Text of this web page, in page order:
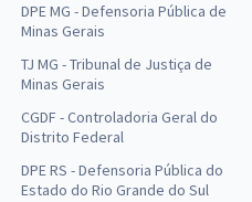
DPE MG - Defensoria Pública de
Minas Gerais
TJ MG - Tribunal de Justiça de
Minas Gerais
CGDF - Controladoria Geral do
Distrito Federal
DPE RS - Defensoria Pública do
Estado do Rio Grande do Sul